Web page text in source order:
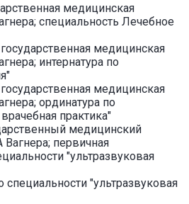
медицинская
специальность Лечебное
медицинская
интернатура по
медицинская
ординатура по
практика"
медицинский
Вагнера; первичная
"ультразвуковая
специальности "ультразвуковая